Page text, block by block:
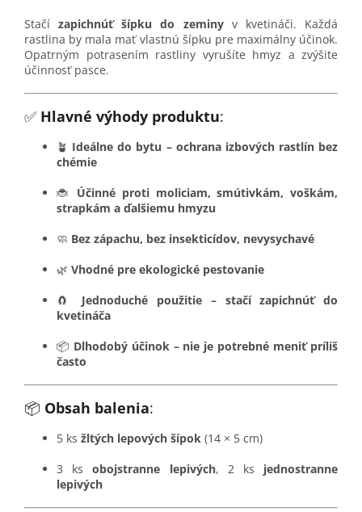
Stačízapichnúť šípku do zeminyv kvetináči. Každá
rastlina by mala mať vlastnú šípku pre maximálny účinok.
Opatrným potrasením rastliny vyrušíte hmyz a zvýšite
účinnosť pasce.
✅ Hlavné výhody produktu:
🪴 Ideálne do bytu – ochrana izbových rastlín bez
chémie
🐞 Účinné proti moliciam, smútivkám, voškám,
strapkám a ďalšiemu hmyzu
🧼 Bez zápachu, bez insekticídov, nevysychavé
🌿 Vhodné pre ekologické pestovanie
🧲 Jednoduché použitie – stačí zapichnúť do
kvetináča
📦 Dlhodobý účinok – nie je potrebné meniť príliš
často
📦 Obsah balenia:
5 ks žltých lepových šípok (14 × 5 cm)
3 ksobojstranne lepivých, 2 ks jednostranne
lepivých